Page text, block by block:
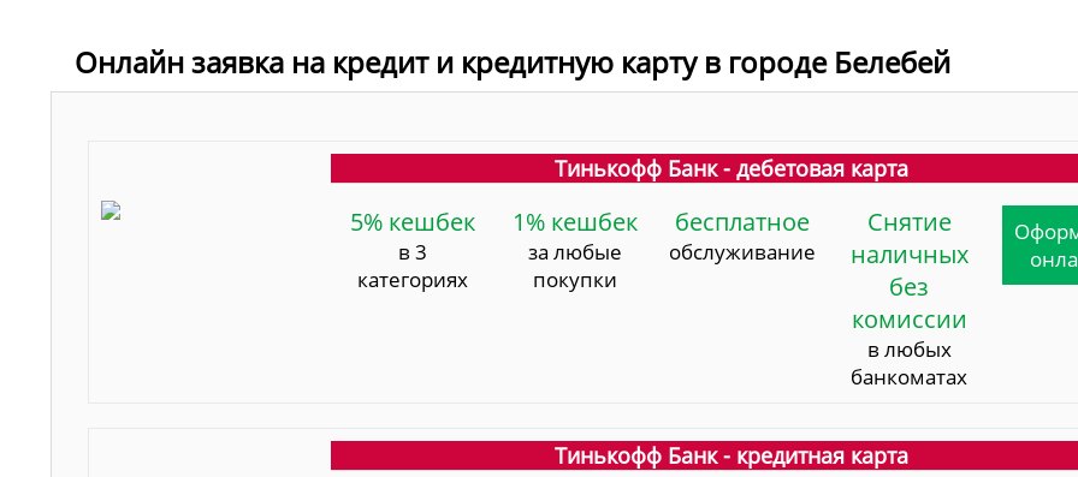
Онлайн заявка на кредит и кредитную карту в городе Белебей
Тинькофф Банк - дебетовая карта
5% кешбек
в 3
категориях
1% кешбек
за любые
покупки
бесплатное
обслуживание
Снятие
наличных
без
комиссии
в любых
банкоматах
Тинькофф Банк - кредитная карта